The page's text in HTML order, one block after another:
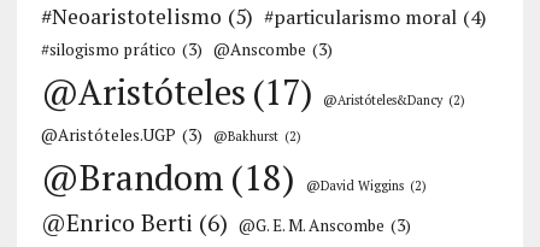
#Neoaristotelismo (5) #particularismo moral (4)
#silogismo prático (3) @Anscombe (3)
@Aristóteles (17) @Aristóteles&Dancy (2)
@Aristóteles.UGP (3) @Bakhurst (2)
@Brandom (18) @David Wiggins (2)
@Enrico Berti (6) @G. E. M. Anscombe (3)